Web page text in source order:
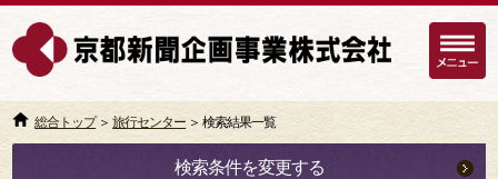
総合トップ＞旅行センター ＞ 検索結果一覧
検索条件を変更する